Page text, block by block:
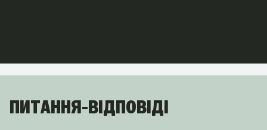
ПИТАННЯ-ВІДПОВІДІ